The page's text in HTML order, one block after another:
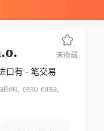
口有 -笔交易
село сива,
未收藏